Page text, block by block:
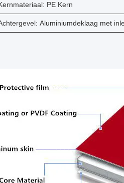
PE Kern
Aluminiumdeklaag met